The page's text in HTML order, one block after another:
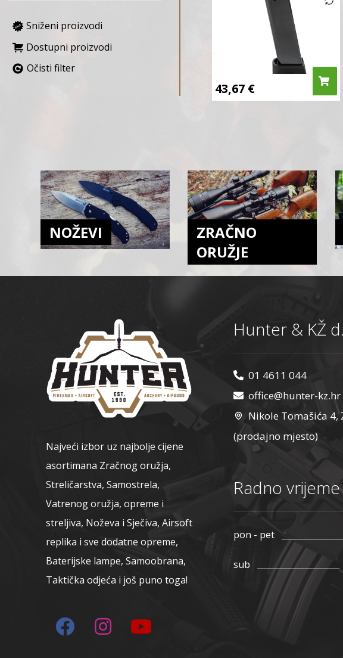
43,67 €
BCY
BD Custom
BDF
BMT
Bohning
Bolle
Bore Tech
Bowmaster
Buck Trail Archery Tradition
Canik
Carbon Express
Česka Zbrojovka
Combat Zone
Combat-ID
Condor Outdoor
Core Archery
Cybergun
Sniženi proizvodi
Dostupni proizvodi
Očisti filter
NOŽEVI
ZRAČNO
ORUŽJE
Najveći izbor uz najbolje cijene
asortimana Zračnog oružja,
Streličarstva, Samostrela,
Vatrenog oružja, opreme i
streljiva, Noževa i Sječiva, Airsoft
replika i sve dodatne opreme,
Baterijske lampe, Samoobrana,
Taktička odjeća i još puno toga!
Hunter & KŽ
01 4611 044
office@hunter-kz.hr
Nikole Tomašića 4,
(prodajno mjesto)
Radno vrijeme
pon - pet
sub